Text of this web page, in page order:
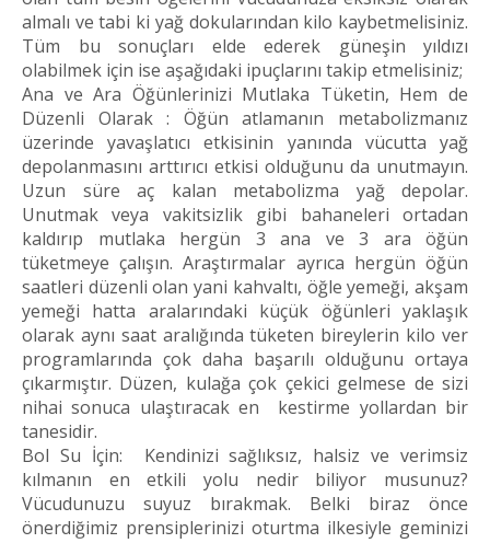
almalı ve tabi ki yağ dokularından kilo kaybetmelisiniz.
Tüm bu sonuçları elde ederek güneşin yıldızı
olabilmek için ise aşağıdaki ipuçlarını takip etmelisiniz;
Ana ve Ara Öğünlerinizi Mutlaka Tüketin, Hem de
Düzenli Olarak : Öğün atlamanın metabolizmanız
üzerinde yavaşlatıcı etkisinin yanında vücutta yağ
depolanmasını arttırıcı etkisi olduğunu da unutmayın.
Uzun süre aç kalan metabolizma yağ depolar.
Unutmak veya vakitsizlik gibi bahaneleri ortadan
kaldırıp mutlaka hergün 3 ana ve 3 ara öğün
tüketmeye çalışın. Araştırmalar ayrıca hergün öğün
saatleri düzenli olan yani kahvaltı, öğle yemeği, akşam
yemeği hatta aralarındaki küçük öğünleri yaklaşık
olarak aynı saat aralığında tüketen bireylerin kilo ver
programlarında çok daha başarılı olduğunu ortaya
çıkarmıştır. Düzen, kulağa çok çekici gelmese de sizi
nihai sonuca ulaştıracak en kestirme yollardan bir
tanesidir.
Bol Su İçin: Kendinizi sağlıksız, halsiz ve verimsiz
kılmanın en etkili yolu nedir biliyor musunuz?
Vücudunuzu suyuz bırakmak. Belki biraz önce
önerdiğimiz prensiplerinizi oturtma ilkesiyle geminizi